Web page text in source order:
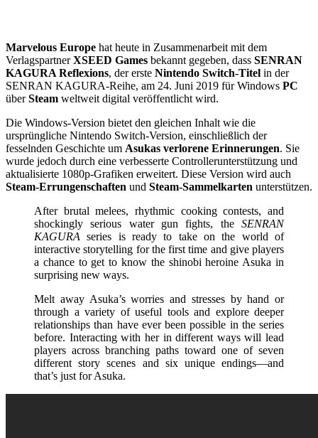
Marvelous Europe hat heute in Zusammenarbeit mit dem
VerlagspartnerXSEED Games bekannt gegeben, dass SENRAN
KAGURA Reflexions, der erste Nintendo Switch-Titel in der
SENRAN KAGURA-Reihe, am 24. Juni 2019 für Windows PC
überSteam weltweit digital veröffentlicht wird.
Die Windows-Version bietet den gleichen Inhalt wie die
ursprüngliche Nintendo Switch-Version, einschließlich der
fesselnden Geschichte um Asukas verlorene Erinnerungen. Sie
wurde jedoch durch eine verbesserte Controllerunterstützung und
aktualisierte 1080p-Grafiken erweitert. Diese Version wird auch
Steam-Errungenschaften und Steam-Sammelkarten unterstützen.
After brutal melees, rhythmic cooking contests, and
shockingly serious water gun fights, the SENRAN
KAGURA series is ready to take on the world of
interactive storytelling for the first time and give players
a chance to get to know the shinobi heroine Asuka in
surprising new ways.
Melt away Asuka’s worries and stresses by hand or
through a variety of useful tools and explore deeper
relationships than have ever been possible in the series
before. Interacting with her in different ways will lead
players across branching paths toward one of seven
different story scenes and six unique endings—and
that’s just for Asuka.